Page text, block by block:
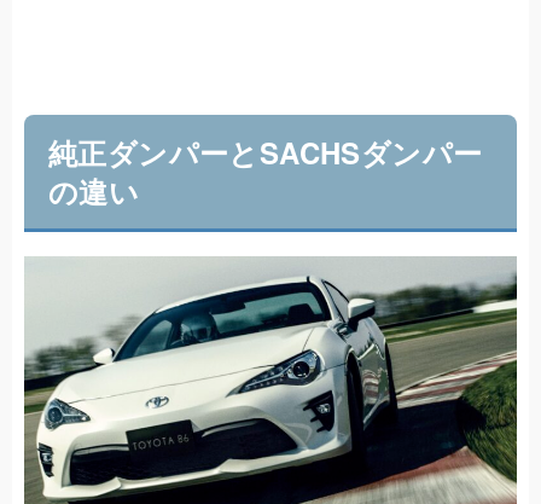
純正ダンパーとSACHSダンパー
の違い